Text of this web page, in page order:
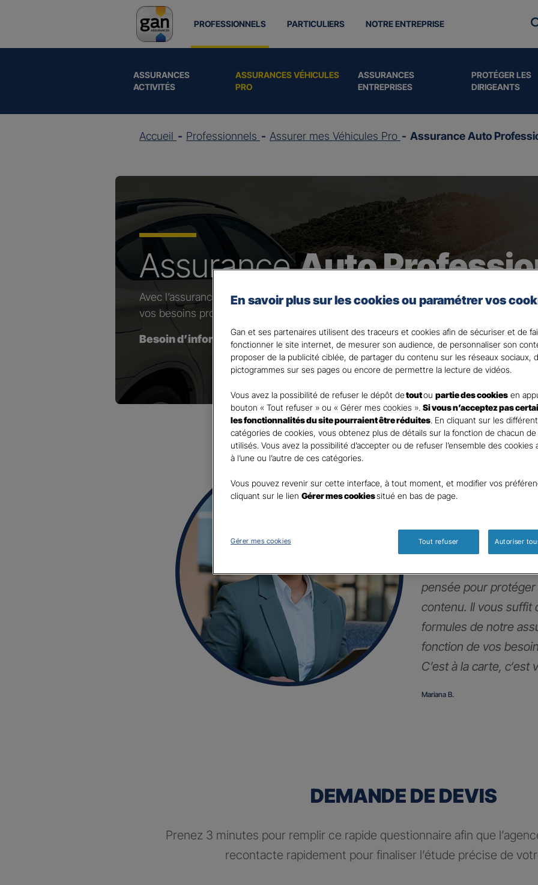
PROFESSIONNELS
ASSURANCES
ACTIVITÉS
ASSURANCES VÉHICULES
PRO
ASSURANCES
ENTREPRISES
PROTÉGER LES
DIRIGEANTS
PARTICULIERS NOTRE ENTREPRISE
Accueil Professionnels Assurer mes Véhicules Pro Assurance Auto
AssuranceAuto
Avec l’assurance dédiée aux véhicules professionnels, vous choisissez une
vos besoins professionnels.
Besoin d’information(s) ? Votre Agent général est là pour vous accompagner.
d’expert
pensée pour
contenu. Il vous suffit
formules de notre
fonction de vos
C’est à la carte, c‘est
Mariana B.
DEMANDE DE DEVIS
Prenez 3 minutes pour remplir ce rapide questionnaire afin que
recontacte rapidement pour finaliser l’étude précise de
En savoir plus sur les cookies ou paramétrer vos
Gan et ses partenaires utilisent des traceurs et cookies afin de sécuriser et de
fonctionner le site internet, de mesurer son audience, de personnaliser son
proposer de la publicité ciblée, de partager du contenu sur les réseaux sociaux,
pictogrammes sur ses pages ou encore de permettre la lecture de vidéos.
Vous avez la possibilité de refuser le dépôt detoutou partie des cookies en
bouton « Tout refuser » ou « Gérer mes cookies ». Si vous n’acceptez pas
les fonctionnalités du site pourraient être réduites. En cliquant sur les
catégories de cookies, vous obtenez plus de détails sur la fonction de chacun
utilisés. Vous avez la possibilité d’accepter ou de refuser l’ensemble des cookies
à l’une ou l’autre de ces catégories.
Vous pouvez revenir sur cette interface, à tout moment, et modifier vos
cliquant sur le lien Gérer mes cookiessitué en bas de page.
Gérer mes cookies Tout refuser Autoriser